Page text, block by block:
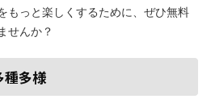
もっと楽しくするために、ぜひ無料
せんか？
種多様